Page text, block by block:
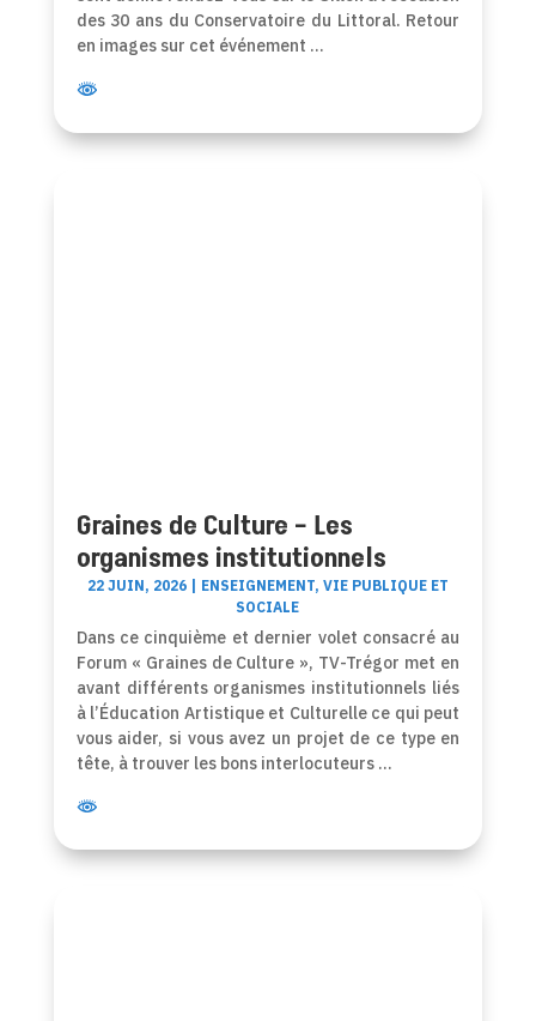
des 30 ans du Conservatoire du Littoral. Retour
en images sur cet événement …
Graines de Culture – Les
organismes institutionnels
22 JUIN, 2026| ENSEIGNEMENT, VIE PUBLIQUE ET
SOCIALE
Dans ce cinquième et dernier volet consacré au
Forum « Graines de Culture », TV-Trégor met en
avant différents organismes institutionnels liés
à l’Éducation Artistique et Culturelle ce qui peut
vous aider, si vous avez un projet de ce type en
tête, à trouver les bons interlocuteurs …